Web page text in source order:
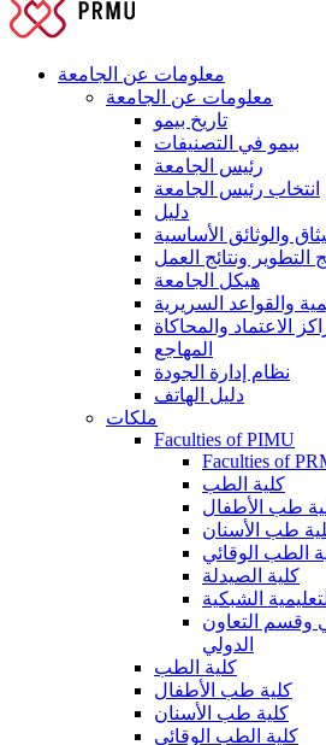
معلومات عن الجامعة
معلومات عن الجامعة
تاريخ بيمو
بيمو في التصنيفات
رئيس الجامعة
انتخاب رئيس الجامعة
دليل
والوثائق الأساسية
التطوير ونتائج العمل
هيكل الجامعة
والقواعد السريرية
الاعتماد والمحاكاة
المهاجع
نظام إدارة الجودة
دليل الهاتف
ملكات
Faculties of PIMU
Faculties of
كلية الطب
طب الأطفال
طب الأسنان
الطب الوقائي
كلية الصيدلة
الشبكية
وقسم التعاون
الدولي
كلية الطب
كلية طب الأطفال
كلية طب الأسنان
كلية الطب الوقائي